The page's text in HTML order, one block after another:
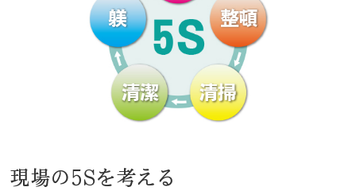
現場の5Sを考える